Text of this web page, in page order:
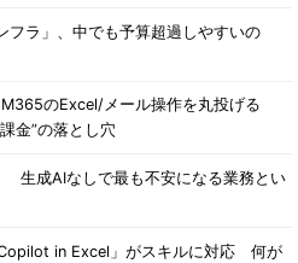
フラ」、中でも予算超過しやすいの
のExcel/メール操作を丸投げる
金”の落とし穴
生成AIなしで最も不安になる業務とい
in Excel」がスキルに対応 何が